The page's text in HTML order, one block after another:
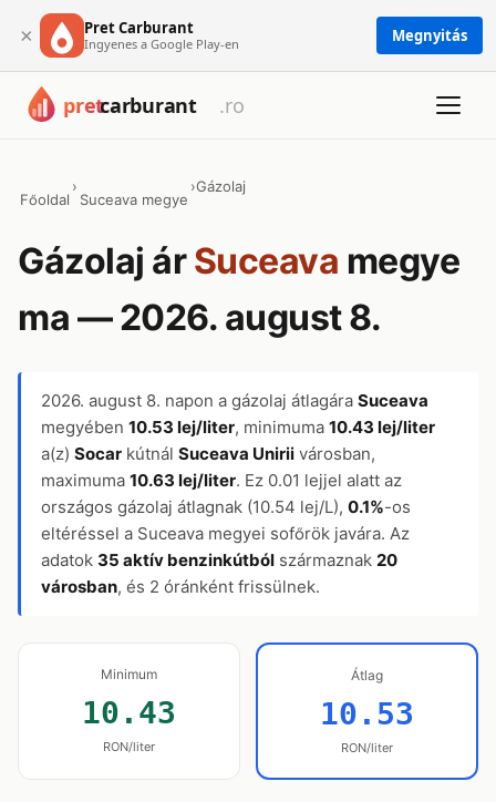
× Pret Carburant
Ingyenes a Google Play-en Megnyitás
Főoldal
›
Suceava megye
›Gázolaj
Gázolaj árSuceava megye
ma — 2026. august 8.
2026. august 8. napon a gázolaj átlagára Suceava
megyében 10.53 lej/liter, minimuma 10.43 lej/liter
a(z) Socar kútnál Suceava Unirii városban,
maximuma 10.63 lej/liter. Ez 0.01 lejjel alatt az
országos gázolaj átlagnak (10.54 lej/L), 0.1%-os
eltéréssel a Suceava megyei sofőrök javára. Az
adatok 35 aktív benzinkútból származnak 20
városban, és 2 óránként frissülnek.
Minimum
10.43
RON/liter
Átlag
10.53
RON/liter